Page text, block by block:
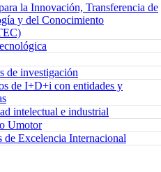
la Innovación, Transferencia de
y del Conocimiento
de investigación
de I+D+i con entidades y
intelectual e industrial
Umotor
de Excelencia Internacional